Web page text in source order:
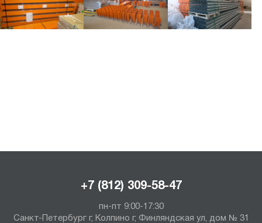
+7 (812) 309-58-47
пн-пт 9:00-17:30
Санкт-Петербург г, Колпино г, Финляндская ул, дом № 31